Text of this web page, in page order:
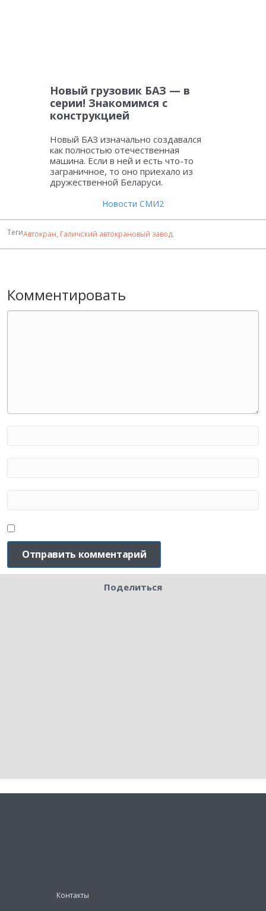
Новый грузовик БАЗ — в
серии! Знакомимся с
конструкцией
Новый БАЗ изначально создавался
как полностью отечественная
машина. Если в ней и есть что-то
заграничное, то оно приехало из
дружественной Беларуси.
Новости СМИ2
ТегиАвтокран, Галичский автокрановый завод.
Комментировать
Поделиться
Контакты